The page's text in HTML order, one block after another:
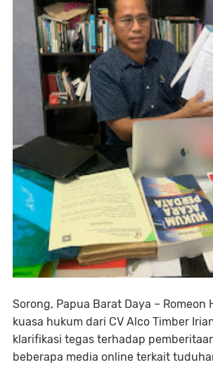
Sorong, Papua Barat Daya – Romeon
kuasa hukum dari CV Alco Timber
klarifikasi tegas terhadap
beberapa media online terkait